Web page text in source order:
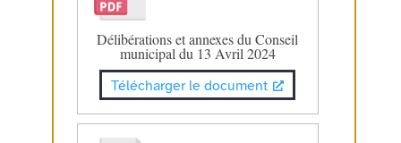
Délibérations et annexes du Conseil
municipal du 13 Avril 2024
Télécharger le document